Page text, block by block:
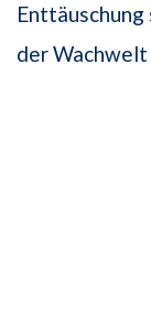
der Wachwelt